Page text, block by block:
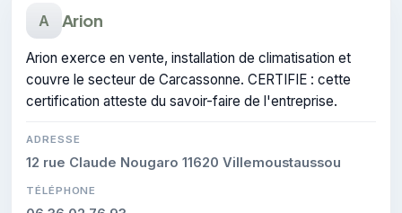
A Arion
Arion exerce en vente, installation de climatisation et
couvre le secteur de Carcassonne. CERTIFIE : cette
certification atteste du savoir-faire de l'entreprise.
ADRESSE
12 rue Claude Nougaro 11620 Villemoustaussou
TÉLÉPHONE